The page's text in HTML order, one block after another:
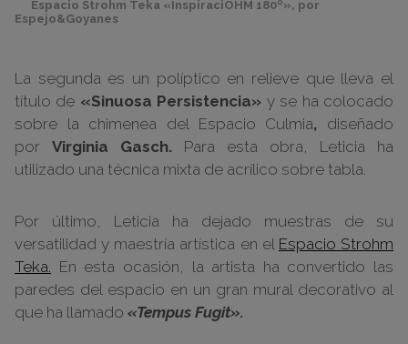
Espacio Strohm Teka «InspiraciOHM 180º», por
Espejo&Goyanes
La segunda es un políptico en relieve que lleva el
título de «Sinuosa Persistencia» y se ha colocado
sobre la chimenea del Espacio Culmia, diseñado
por Virginia Gasch. Para esta obra, Leticia ha
utilizado una técnica mixta de acrílico sobre tabla.
Por último, Leticia ha dejado muestras de su
versatilidad y maestría artística en el Espacio Strohm
Teka.
En esta ocasión, la artista ha convertido las
paredes del espacio en un gran mural decorativo al
que ha llamado «Tempus Fugit».